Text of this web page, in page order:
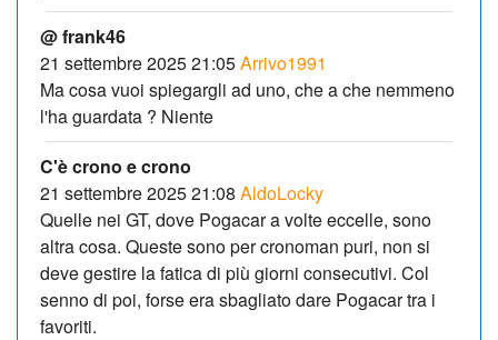
@ frank46
21 settembre 2025 21:05Arrivo1991
Ma cosa vuoi spiegargli ad uno, che a che nemmeno
l'ha guardata ? Niente
C'è crono e crono
21 settembre 2025 21:08 AldoLocky
Quelle nei GT, dove Pogacar a volte eccelle, sono
altra cosa. Queste sono per cronoman puri, non si
deve gestire la fatica di più giorni consecutivi. Col
senno di poi, forse era sbagliato dare Pogacar tra i
favoriti.